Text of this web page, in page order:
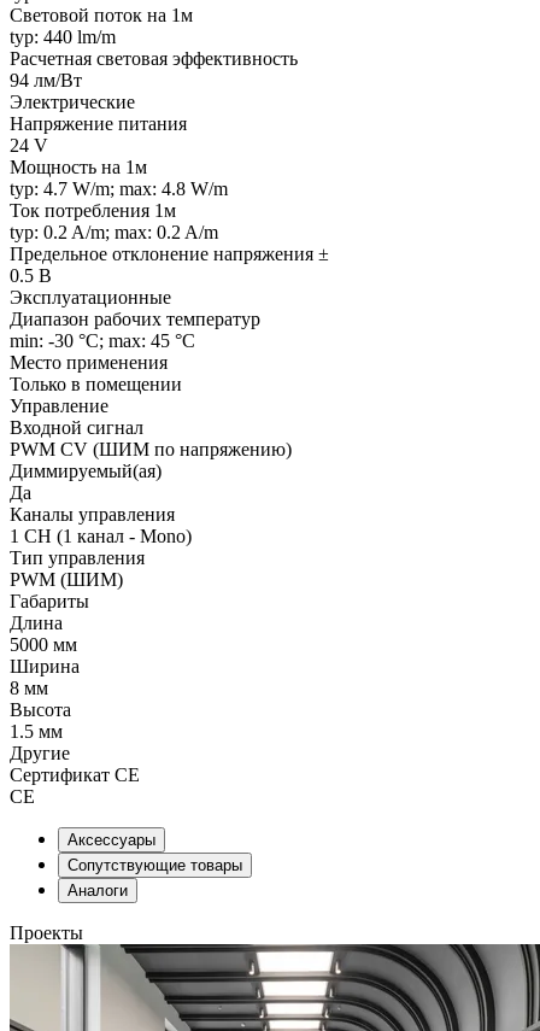
Световой поток на 1м
typ: 440 lm/m
Расчетная световая эффективность
94 лм/Вт
Электрические
Напряжение питания
24 V
Мощность на 1м
typ: 4.7 W/m; max: 4.8 W/m
Ток потребления 1м
typ: 0.2 A/m; max: 0.2 A/m
Предельное отклонение напряжения ±
0.5 В
Эксплуатационные
Диапазон рабочих температур
min: -30 °C; max: 45 °C
Место применения
Только в помещении
Управление
Входной сигнал
PWM СV (ШИМ по напряжению)
Диммируемый(ая)
Да
Каналы управления
1 CH (1 канал - Mono)
Тип управления
PWM (ШИМ)
Габариты
Длина
5000 мм
Ширина
8 мм
Высота
1.5 мм
Другие
Сертификат CE
CE
Аксессуары
Сопутствующие товары
Аналоги
Проекты